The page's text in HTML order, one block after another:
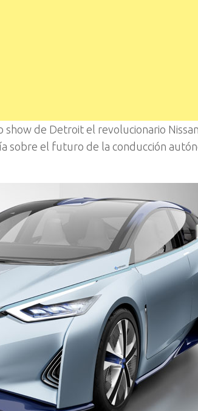
de Detroit el revolucionario
sobre el futuro de la conducción